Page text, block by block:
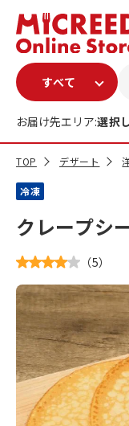
お届け先エリア:選択
TOP デザート
冷凍
クレープシ
（5）